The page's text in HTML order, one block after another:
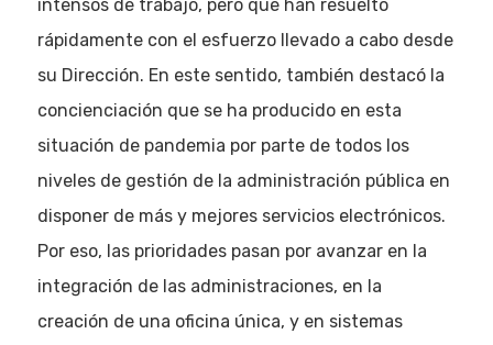
intensos de trabajo, pero que han resuelto
rápidamente con el esfuerzo llevado a cabo desde
su Dirección. En este sentido, también destacó la
concienciación que se ha producido en esta
situación de pandemia por parte de todos los
niveles de gestión de la administración pública en
disponer de más y mejores servicios electrónicos.
Por eso, las prioridades pasan por avanzar en la
integración de las administraciones, en la
creación de una oficina única, y en sistemas